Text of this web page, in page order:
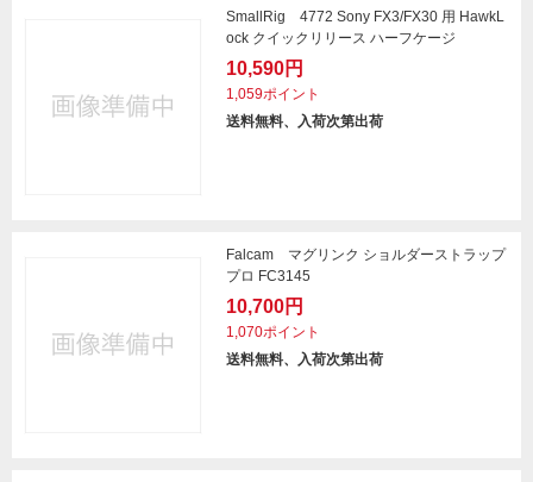
SmallRig 4772 Sony FX3/FX30 用 HawkL
ock クイックリリース ハーフケージ
10,590円
1,059ポイント
送料無料、入荷次第出荷
Falcam マグリンク ショルダーストラップ
プロ FC3145
10,700円
1,070ポイント
送料無料、入荷次第出荷